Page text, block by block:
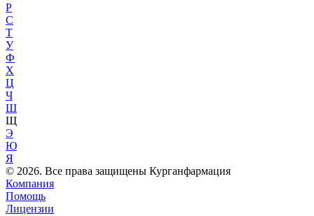
Р
С
Т
У
Ф
Х
Ц
Ч
Ш
Щ
Э
Ю
Я
© 2026. Все права защищены Курганфармация
Компания
Помощь
Лицензии